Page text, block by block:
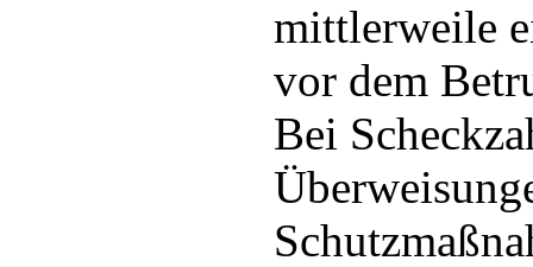
mittlerweile
vor dem
Bei